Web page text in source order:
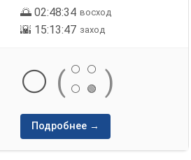
🌅 02:48:34 восход
🌇 15:13:47 заход
⚪ ( ⚪
⚪
⚪
🟢 )
Подробнее →